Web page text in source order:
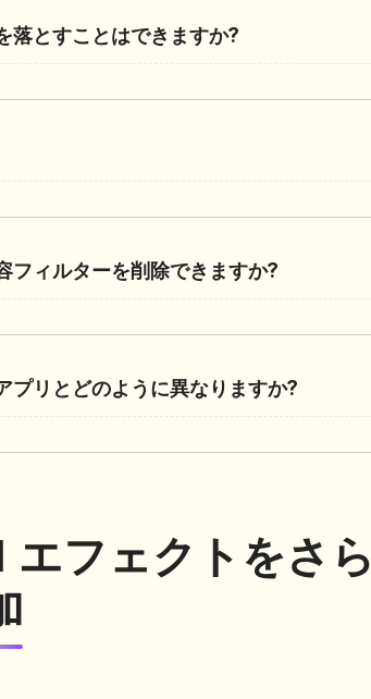
落とすことはできますか?
フィルターを削除できますか?
プリとどのように異なりますか?
フェクトをさら